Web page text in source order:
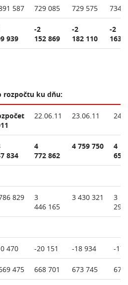
587 729 085 729 575 734
939
-2
152 869
-2
182 110
-2
163
rozpočtu ku dňu:
22.06.11 23.06.11
834
4
772 862
4 759 750
4
650
829
3
446 165
3 430 321
3
297
470 -20 151 -18 934 -17
475 668 701 673 745 672